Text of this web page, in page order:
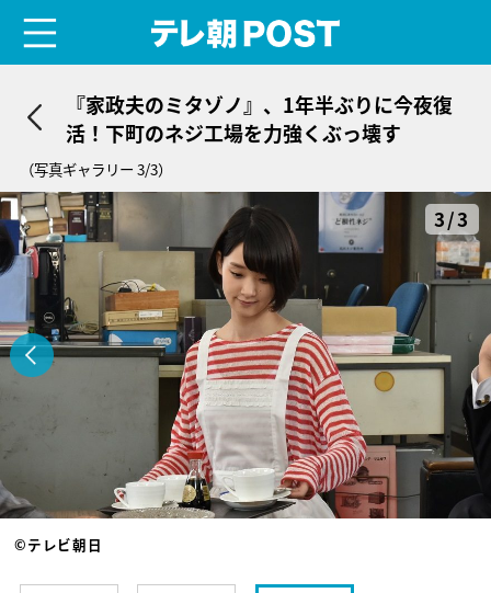
『家政夫のミタゾノ』、1年半ぶりに今夜復
活！下町のネジ工場を力強くぶっ壊す
（写真ギャラリー 3/3）
3/3
©テレビ朝日